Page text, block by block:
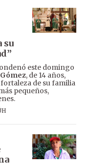
su
este domingo
, de 14 años,
fortaleza de su familia
pequeños,